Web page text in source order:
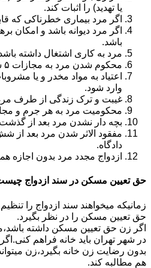
یا تهدید) را اثبات کند.
اگر مرد بیماری خطرناکی که
اگر مرد دیوانه باشد و امکان
باشد.
مرد به کاری اشتغال داشته
محکوم شدن مرد به مجازات ۵ سال حبس و یا بیشتر.
اعتیاد به مواد مخدر و یا
وارد شود.
غیبت و ترک زندگی از طرف
محکومیت مرد به هر جرم و
بچه دار نشدن مرد بعد از
مفقود الاثر شدن مرد بعد از
دادگاه.
ازدواج مجدد مرد بدون اجازه
حق تعیین مسکن در سند ازدواج
زمانیکه میخواهند سند ازدواج را
حق تعیین مسکن را در نظر بگیرد.
اگر زن حق تعیین مسکن داشته
در شهر تهران باید خانه فراهم
بدون رضایت زن خانه بگیرد،زن میتواند
هم مطالبه کند.